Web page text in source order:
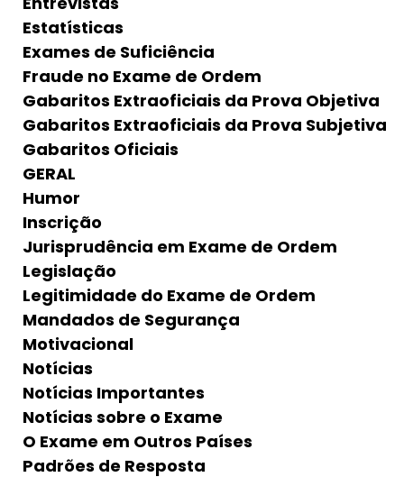
Estatísticas
Exames de Suficiência
Fraude no Exame de Ordem
Gabaritos Extraoficiais da Prova Objetiva
Gabaritos Extraoficiais da Prova Subjetiva
Gabaritos Oficiais
GERAL
Humor
Inscrição
Jurisprudência em Exame de Ordem
Legislação
Legitimidade do Exame de Ordem
Mandados de Segurança
Motivacional
Notícias
Notícias Importantes
Notícias sobre o Exame
O Exame em Outros Países
Padrões de Resposta